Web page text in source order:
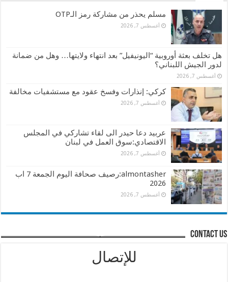
مسلم يحذر من مشاركة رمز الـOTP
أغسطس 7, 2026
هل تخلف بعثة أوروبية “اليونيفيل” بعد انتهاء ولايتها… وهل من ضمانة
لدور الجيش اللبناني؟
أغسطس 7, 2026
كركي: إنذارات وفسخ عقود مع مستشفيات مخالفة
أغسطس 7, 2026
عربيد دعا حيدر الى لقاء تشاركي في المجلس
الاقتصادي:سوق العمل في لبنان
أغسطس 7, 2026
almontasher:رصيف صحافة اليوم الجمعة 7 اب
2026
أغسطس 7, 2026
contact us
للإتصال